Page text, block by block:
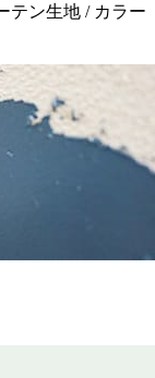
テン生地 / カラー